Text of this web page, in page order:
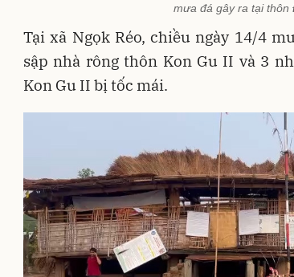
mưa đá gây ra tại thôn
Tại xã Ngọk Réo, chiều ngày 14/4
sập nhà rông thôn Kon Gu II và 3
Kon Gu II bị tốc mái.